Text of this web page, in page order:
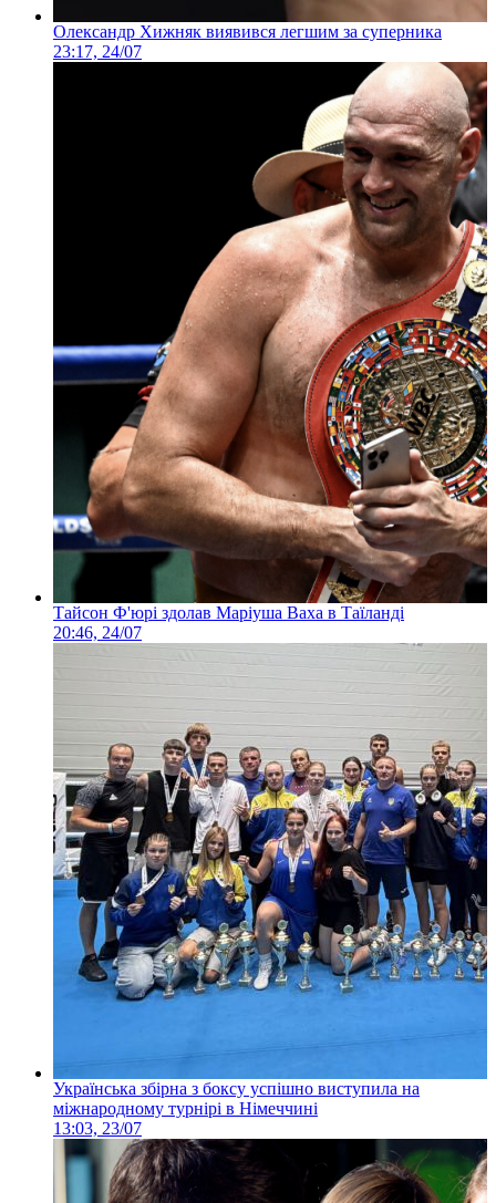
Олександр Хижняк виявився легшим за суперника
23:17, 24/07
Тайсон Ф'юрі здолав Маріуша Ваха в Таїланді
20:46, 24/07
Українська збірна з боксу успішно виступила на
міжнародному турнірі в Німеччині
13:03, 23/07